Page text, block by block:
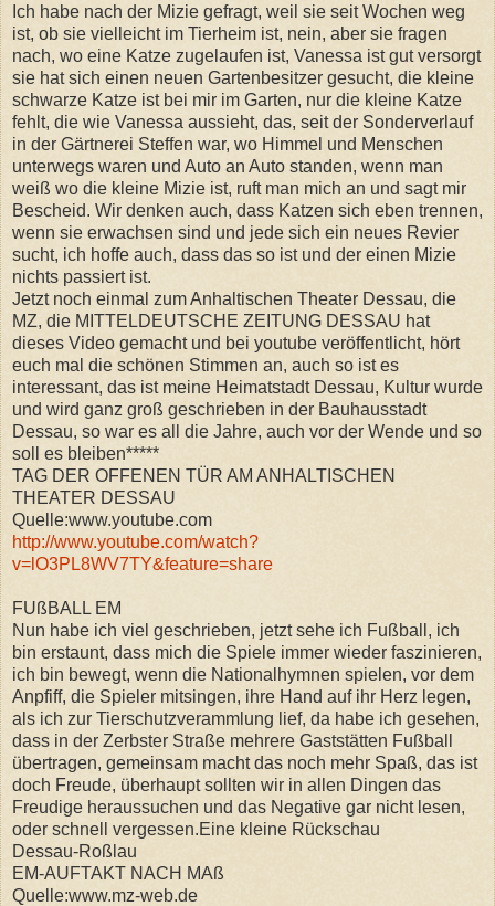
Ich habe nach der Mizie gefragt, weil sie seit Wochen weg
ist, ob sie vielleicht im Tierheim ist, nein, aber sie fragen
nach, wo eine Katze zugelaufen ist, Vanessa ist gut versorgt
sie hat sich einen neuen Gartenbesitzer gesucht, die kleine
schwarze Katze ist bei mir im Garten, nur die kleine Katze
fehlt, die wie Vanessa aussieht, das, seit der Sonderverlauf
in der Gärtnerei Steffen war, wo Himmel und Menschen
unterwegs waren und Auto an Auto standen, wenn man
weiß wo die kleine Mizie ist, ruft man mich an und sagt mir
Bescheid. Wir denken auch, dass Katzen sich eben trennen,
wenn sie erwachsen sind und jede sich ein neues Revier
sucht, ich hoffe auch, dass das so ist und der einen Mizie
nichts passiert ist.
Jetzt noch einmal zum Anhaltischen Theater Dessau, die
MZ, die MITTELDEUTSCHE ZEITUNG DESSAU hat
dieses Video gemacht und bei youtube veröffentlicht, hört
euch mal die schönen Stimmen an, auch so ist es
interessant, das ist meine Heimatstadt Dessau, Kultur wurde
und wird ganz groß geschrieben in der Bauhausstadt
Dessau, so war es all die Jahre, auch vor der Wende und so
soll es bleiben*****
TAG DER OFFENEN TÜR AM ANHALTISCHEN
THEATER DESSAU
Quelle:www.youtube.com
http://www.youtube.com/watch?
v=lO3PL8WV7TY&feature=share
FUßBALL EM
Nun habe ich viel geschrieben, jetzt sehe ich Fußball, ich
bin erstaunt, dass mich die Spiele immer wieder faszinieren,
ich bin bewegt, wenn die Nationalhymnen spielen, vor dem
Anpfiff, die Spieler mitsingen, ihre Hand auf ihr Herz legen,
als ich zur Tierschutzverammlung lief, da habe ich gesehen,
dass in der Zerbster Straße mehrere Gaststätten Fußball
übertragen, gemeinsam macht das noch mehr Spaß, das ist
doch Freude, überhaupt sollten wir in allen Dingen das
Freudige heraussuchen und das Negative gar nicht lesen,
oder schnell vergessen.Eine kleine Rückschau
Dessau-Roßlau
EM-AUFTAKT NACH MAß
Quelle:www.mz-web.de